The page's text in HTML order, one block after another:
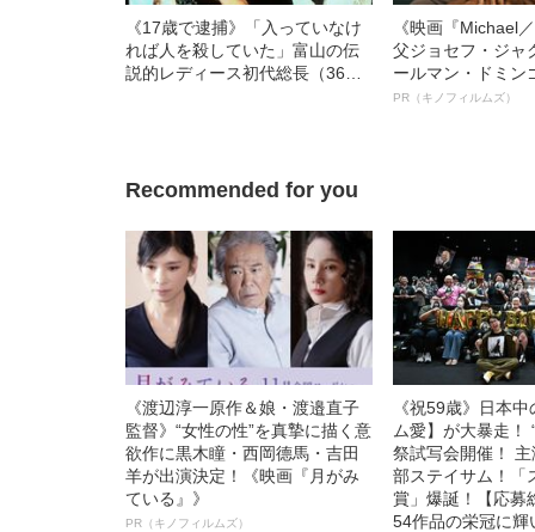
《17歳で逮捕》「入っていなけ
れば人を殺していた」富山の伝
説的レディース初代総長（36）
《映画『Michael
父ジョセフ・ジャ
ールマン・ドミン
ルインタビュー“
PR（キノフィルムズ）
Recommended for you
《渡辺淳一原作＆娘・渡邉直子
監督》“女性の性”を真摯に描く意
欲作に黒木瞳・西岡德馬・吉田
羊が出演決定！《映画『月がみ
ている』》
PR（キノフィルムズ）
《祝59歳》日本
ム愛】が大暴走！
祭試写会開催！
部ステイサム！「
賞」爆誕！【応募
54作品の栄冠に輝